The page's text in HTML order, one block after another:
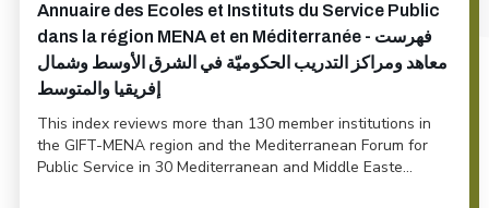
Annuaire des Ecoles et Instituts du Service Public
dans la région MENA et en Méditerranée - فهرست
معاهد ومراكز التدريب الحكوميّة في الشرق الأوسط وشمال
إفريقيا والمتوسط
This index reviews more than 130 member institutions in
the GIFT-MENA region and the Mediterranean Forum for
Public Service in 30 Mediterranean and Middle Easte...